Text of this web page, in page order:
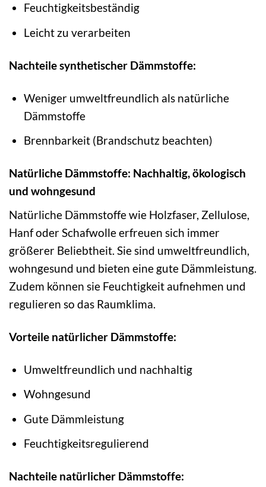
Feuchtigkeitsbeständig
Leicht zu verarbeiten
Nachteile synthetischer Dämmstoffe:
Weniger umweltfreundlich als natürliche
Dämmstoffe
Brennbarkeit (Brandschutz beachten)
Natürliche Dämmstoffe: Nachhaltig, ökologisch
und wohngesund
Natürliche Dämmstoffe wie Holzfaser, Zellulose,
Hanf oder Schafwolle erfreuen sich immer
größerer Beliebtheit. Sie sind umweltfreundlich,
wohngesund und bieten eine gute Dämmleistung.
Zudem können sie Feuchtigkeit aufnehmen und
regulieren so das Raumklima.
Vorteile natürlicher Dämmstoffe:
Umweltfreundlich und nachhaltig
Wohngesund
Gute Dämmleistung
Feuchtigkeitsregulierend
Nachteile natürlicher Dämmstoffe: